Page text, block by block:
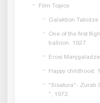
Film Topics
Galaktion
One of the first
balloon. 1927.
Erosi
Happy childhood.
"Sisatura"- Zurab
", 1972.